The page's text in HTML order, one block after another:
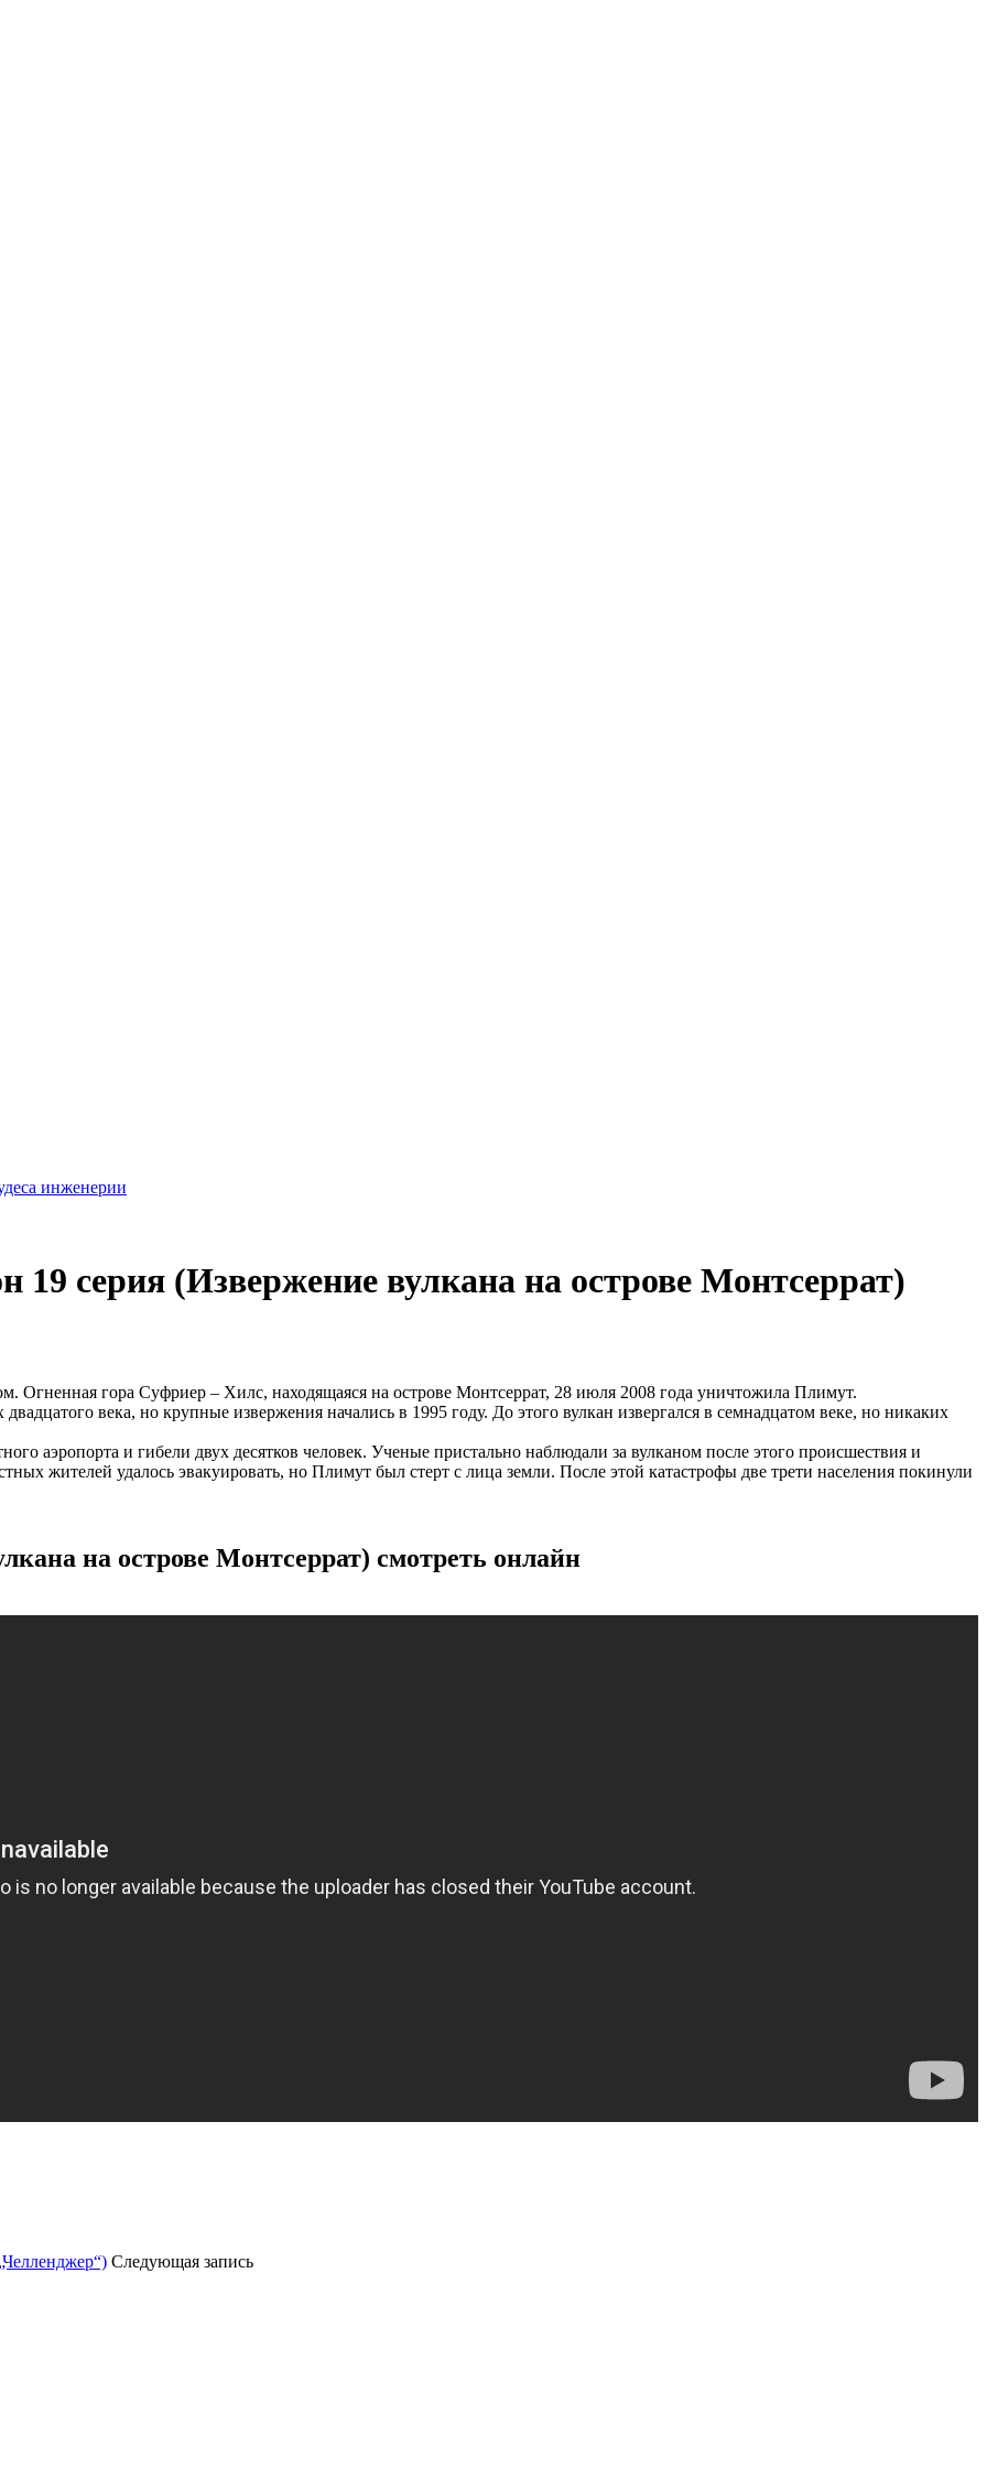
инженерии
19 серия (Извержение вулкана на острове Монтсеррат)
Огненная гора Суфриер – Хилс, находящаяся на острове Монтсеррат, 28 июля 2008 года уничтожила Плимут.
века, но крупные извержения начались в 1995 году. До этого вулкан извергался в семнадцатом веке, но никаких
аэропорта и гибели двух десятков человек. Ученые пристально наблюдали за вулканом после этого происшествия и
жителей удалось эвакуировать, но Плимут был стерт с лица земли. После этой катастрофы две трети населения покинули
на острове Монтсеррат) смотреть онлайн
Следующая запись